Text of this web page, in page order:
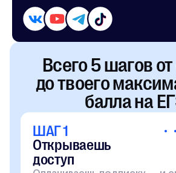
Всего 5 шагов
до твоего
балла на
ШАГ 1
Открываешь
доступ